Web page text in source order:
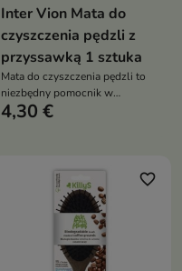
Inter Vion Mata do
czyszczenia pędzli z
przyssawką 1 sztuka
Mata do czyszczenia pędzli to
niezbędny pomocnik w
utrzymaniu Twoich pędzli w
4,30 €
favorite_border